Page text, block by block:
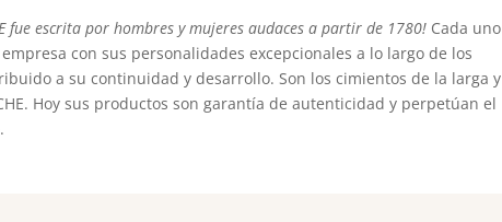
fue escrita por hombres y mujeres audaces a partir de 1780! Cada uno
con sus personalidades excepcionales a lo largo de los
a su continuidad y desarrollo. Son los cimientos de la larga y
Hoy sus productos son garantía de autenticidad y perpetúan el